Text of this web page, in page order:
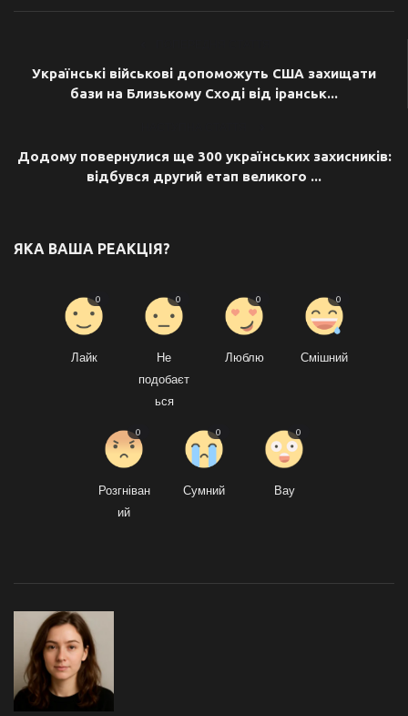
Українські військові допоможуть США захищати
бази на Близькому Сході від іранськ...
Додому повернулися ще 300 українських захисників:
відбувся другий етап великого ...
ЯКА ВАША РЕАКЦІЯ?
Лайк
0
Не
подобаєт
ься
0
Люблю
0
Смішний
0
Розгніван
ий
0
Сумний
0
Вау
0